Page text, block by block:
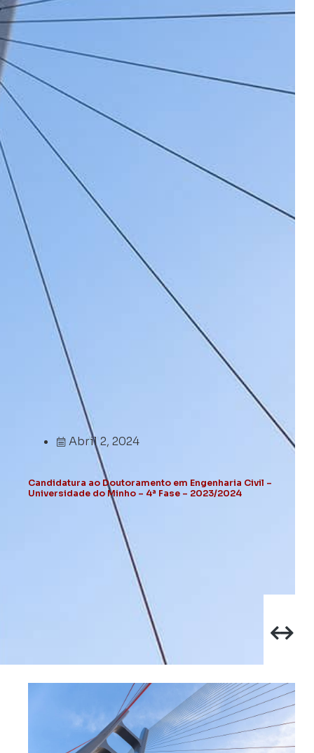
Abril 2, 2024
Candidatura ao Doutoramento em Engenharia Civil –
Universidade do Minho – 4ª Fase – 2023/2024